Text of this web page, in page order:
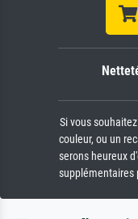
Si vous
couleur, ou un
serons heureux
supplémentaires